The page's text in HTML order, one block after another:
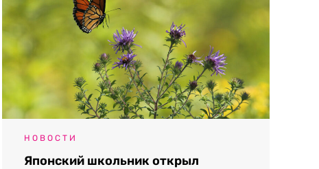
НОВОСТИ
Японский школьник открыл